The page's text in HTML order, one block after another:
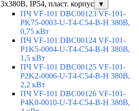
3х380В, IP54, пласт. корпус ▼
ПЧ VF-101 DBC00123 VF-101-
PK75-0003-U-T4-C54-B-H 380В,
0,75 кВт
ПЧ VF-101 DBC00124 VF-101-
P1K5-0004-U-T4-C54-B-H 380В,
1,5 кВт
ПЧ VF-101 DBC00125 VF-101-
P2K2-0006-U-T4-C54-B-H 380В,
2,2 кВт
ПЧ VF-101 DBC00126 VF-101-
P4K0-0010-U-T4-C54-B-H 380В,